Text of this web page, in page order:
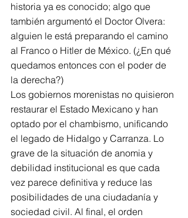
historia ya es conocido; algo que
también argumentó el Doctor Olvera:
alguien le está preparando el camino
al Franco o Hitler de México. (¿En qué
quedamos entonces con el poder de
la derecha?)
Los gobiernos morenistas no quisieron
restaurar el Estado Mexicano y han
optado por el chambismo, unificando
el legado de Hidalgo y Carranza. Lo
grave de la situación de anomia y
debilidad institucional es que cada
vez parece definitiva y reduce las
posibilidades de una ciudadanía y
sociedad civil. Al final, el orden